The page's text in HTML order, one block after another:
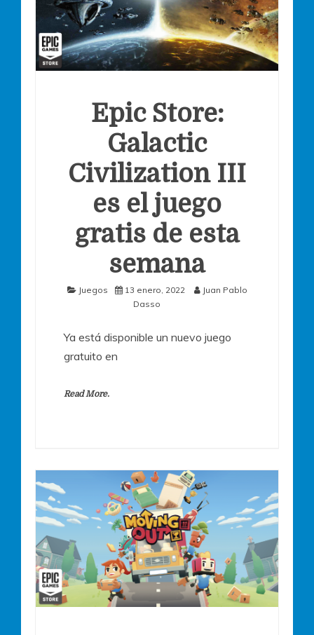
Epic Store:
Galactic
Civilization III
es el juego
gratis de esta
semana
Juegos 13 enero, 2022
Juan Pablo
Dasso
Ya está disponible un nuevo juego
gratuito en
Read More.